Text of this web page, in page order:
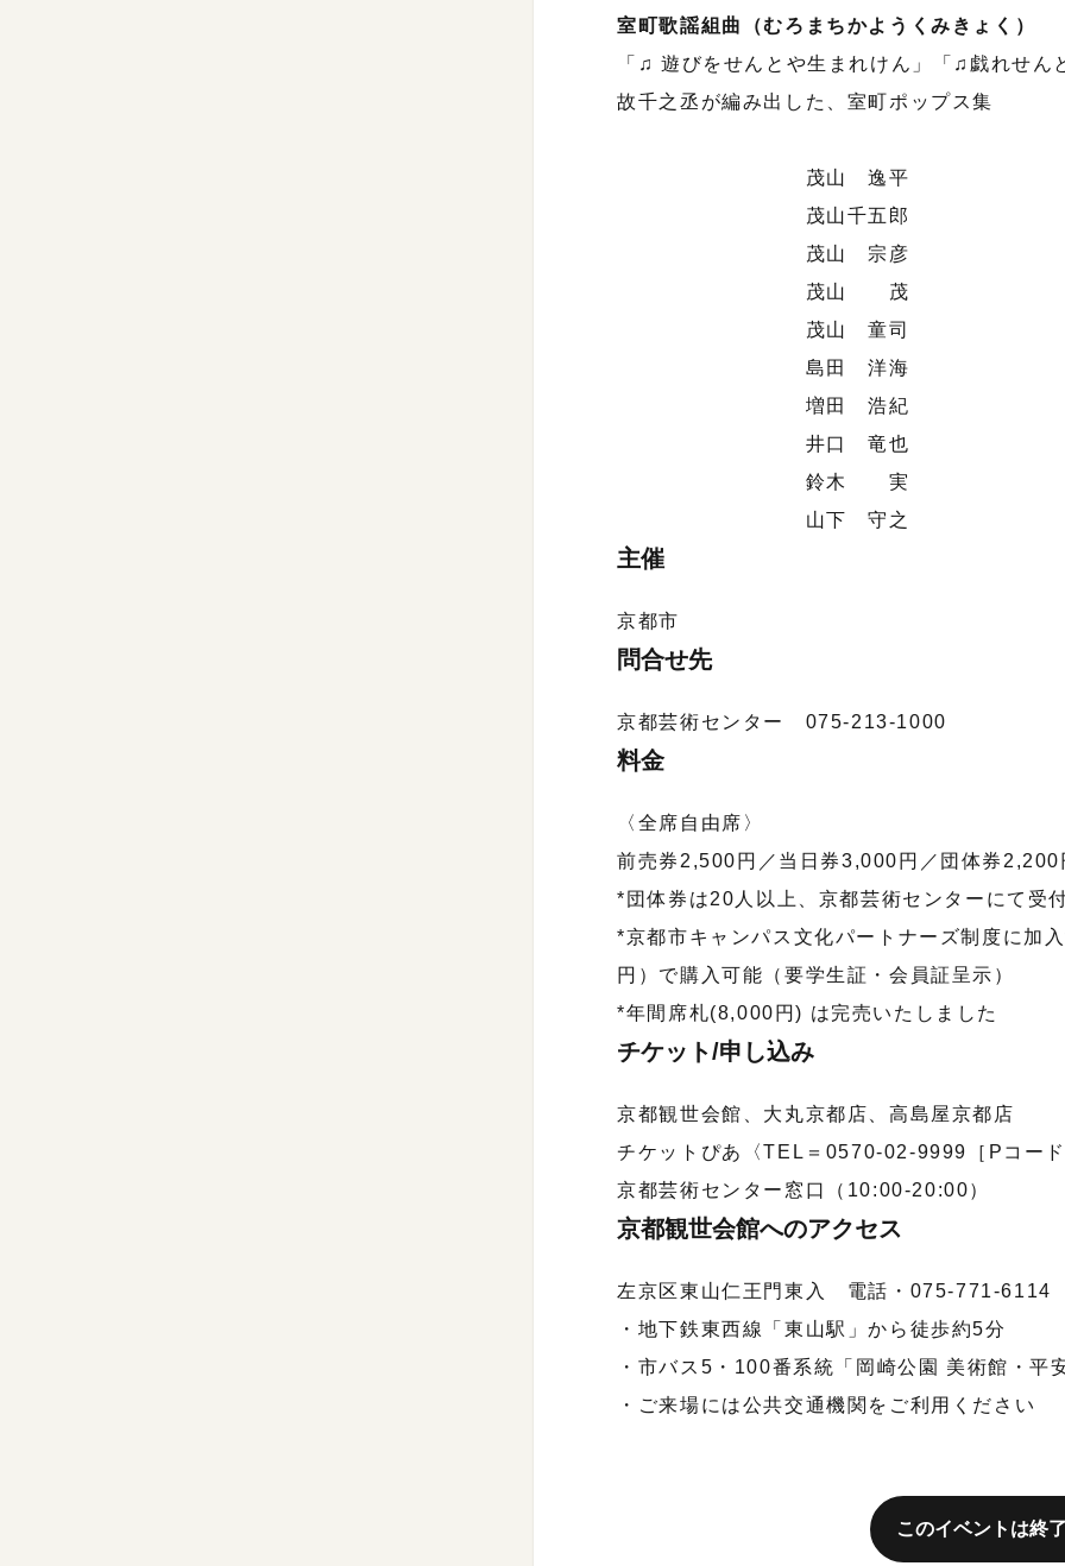
室町歌謡組曲（むろまちかようくみきょく）
「♫ 遊びをせんとや生まれけん」「♫戯れせん
故千之丞が編み出した、室町ポップス集
茂山 逸平
茂山千五郎
茂山 宗彦
茂山 茂
茂山 童司
島田 洋海
増田 浩紀
井口 竜也
鈴木 実
山下 守之
主催
京都市
問合せ先
京都芸術センター 075-213-1000
料金
〈全席自由席〉
前売券2,500円／当日券3,000円／団体券2,200
*団体券は20人以上、京都芸術センターにて受
*京都市キャンパス文化パートナーズ制度に加
円）で購入可能（要学生証・会員証呈示）
*年間席札(8,000円) は完売いたしました
チケット/申し込み
京都観世会館、大丸京都店、高島屋京都店
チケットぴあ〈TEL＝0570-02-9999［Pコー
京都芸術センター窓口（10:00-20:00）
京都観世会館へのアクセス
左京区東山仁王門東入 電話・075-771-6114
・地下鉄東西線「東山駅」から徒歩約5分
・市バス5・100番系統「岡崎公園 美術館・平
・ご来場には公共交通機関をご利用ください
このイベントは終